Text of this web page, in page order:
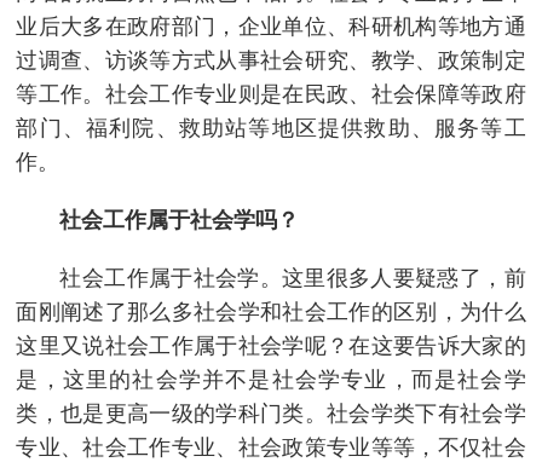
业后大多在政府部门，企业单位、科研机构等地方通
过调查、访谈等方式从事社会研究、教学、政策制定
等工作。社会工作专业则是在民政、社会保障等政府
部门、福利院、救助站等地区提供救助、服务等工
作。
社会工作属于社会学吗？
社会工作属于社会学。这里很多人要疑惑了，前
面刚阐述了那么多社会学和社会工作的区别，为什么
这里又说社会工作属于社会学呢？在这要告诉大家的
是，这里的社会学并不是社会学专业，而是社会学
类，也是更高一级的学科门类。社会学类下有社会学
专业、社会工作专业、社会政策专业等等，不仅社会